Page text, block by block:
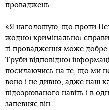
проваджень.
«Я наголошую, що проти
жодної кримінальної
ті провадження може добре
Труби відповідної
посилаючись на те, що ми
воно і не дивно, адже наш
підозрюваного навіть і в
запевняє він.